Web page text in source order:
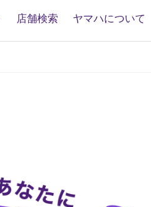
店舗検索 ヤマハについて